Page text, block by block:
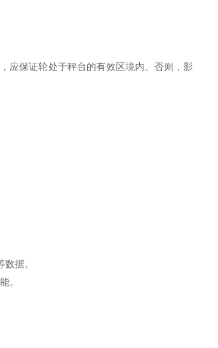
应保证轮处于秤台的有效区境内。否则，影
据。
。